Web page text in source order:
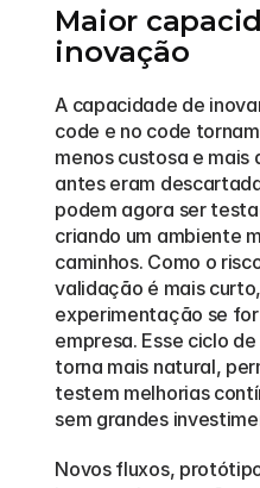
Maior
inovação
A capacidade de
code e no code
menos custosa e mais
antes eram
podem agora ser
criando um ambiente
caminhos. Como o
validação é mais
experimentação se
empresa. Esse ciclo
torna mais natural,
testem melhorias
sem grandes
Novos fluxos,